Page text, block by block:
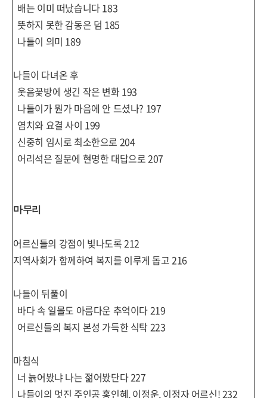
배는 이미 떠났습니다183
뜻하지 못한 감동은 덤 185
나들이 의미 189
나들이 다녀온 후
웃음꽃방에 생긴 작은 변화193
나들이가 뭔가 마음에 안 드셨나? 197
염치와 요결 사이 199
신중히 임시로 최소한으로 204
어리석은 질문에 현명한 대답으로207
마무리
어르신들의 강점이 빛나도록212
지역사회가 함께하여 복지를 이루게 돕고216
나들이 뒤풀이
바다 속 일몰도 아름다운 추억이다219
어르신들의 복지 본성 가득한 식탁 223
마침식
너 늙어봤냐 나는 젊어봤단다227
나들이의 멋진 주인공 홍인혜,이정운,이정자 어르신!232